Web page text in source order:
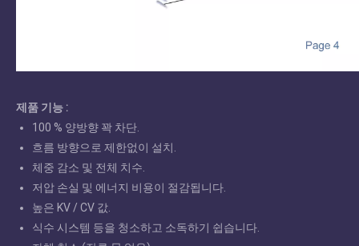
제품 기능 :
100 % 양방향 꽉 차단.
흐름 방향으로 제한없이 설치.
체중 감소 및 전체 치수.
저압 손실 및 에너지 비용이 절감됩니다.
높은 KV / CV 값.
식수 시스템 등을 청소하고 소독하기 쉽습니다.